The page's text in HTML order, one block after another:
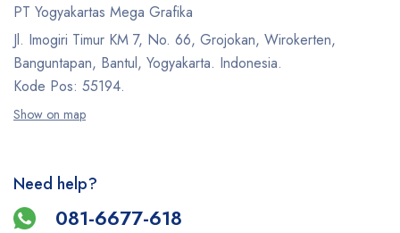
PT Yogyakartas Mega Grafika
Jl. Imogiri Timur KM 7, No. 66, Grojokan, Wirokerten,
Banguntapan, Bantul, Yogyakarta. Indonesia.
Kode Pos: 55194.
Show on map
Need help?
081-6677-618